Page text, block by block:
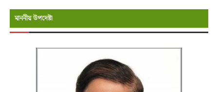
মাননীয় উপদেষ্টা